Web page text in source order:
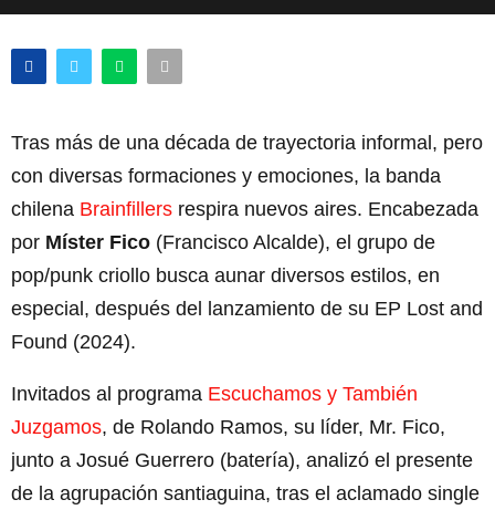
Tras más de una década de trayectoria informal, pero
con diversas formaciones y emociones, la banda
chilena Brainfillers respira nuevos aires. Encabezada
por Míster Fico (Francisco Alcalde), el grupo de
pop/punk criollo busca aunar diversos estilos, en
especial, después del lanzamiento de su EP Lost and
Found (2024).
Invitados al programa Escuchamos y También
Juzgamos, de Rolando Ramos, su líder, Mr. Fico,
junto a Josué Guerrero (batería), analizó el presente
de la agrupación santiaguina, tras el aclamado single